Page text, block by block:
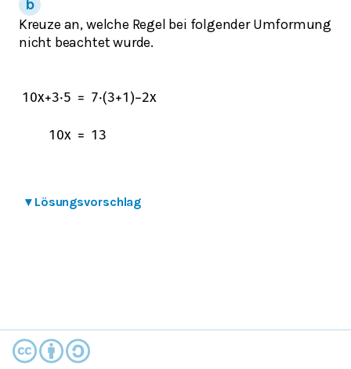
Kreuze an, welche Regel bei folgender Umformung
nicht beachtet wurde.
10x+3⋅5 = 7⋅(3+1 )−2x
10x = 13
▾ Lösungsvorschlag